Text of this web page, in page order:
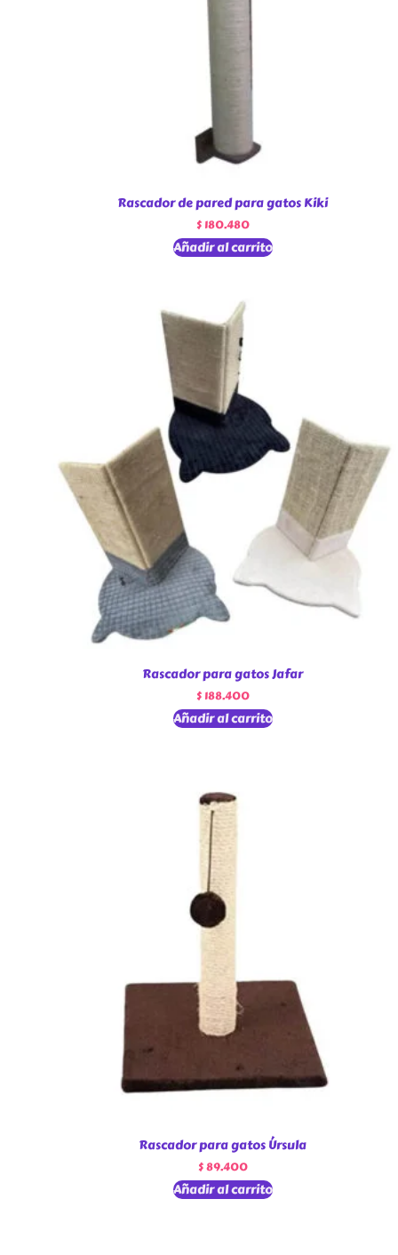
Rascador de pared para gatos Kiki
$180.480
Añadir al carrito
Rascador para gatos Jafar
$188.400
Añadir al carrito
Rascador para gatos Úrsula
$89.400
Añadir al carrito